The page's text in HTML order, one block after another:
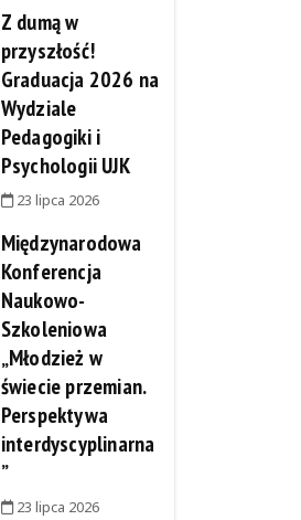
Z dumą w
przyszłość!
Graduacja 2026 na
Wydziale
Pedagogiki i
Psychologii UJK
23 lipca 2026
Międzynarodowa
Konferencja
Naukowo-
Szkoleniowa
„Młodzież w
świecie przemian.
Perspektywa
interdyscyplinarna
”
23 lipca 2026